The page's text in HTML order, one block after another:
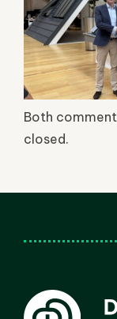
Both
closed.